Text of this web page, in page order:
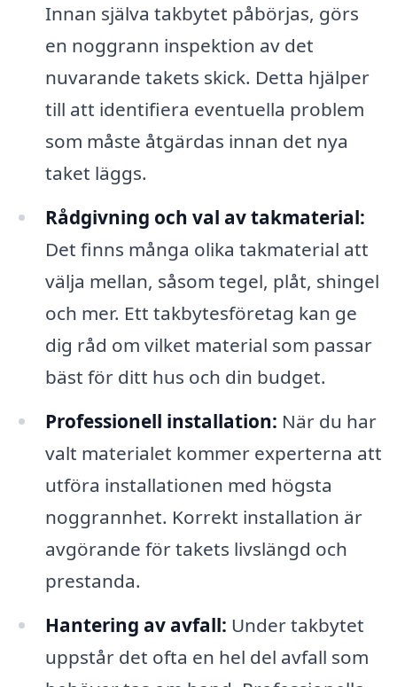
Innan själva takbytet påbörjas, görs
en noggrann inspektion av det
nuvarande takets skick. Detta hjälper
till att identifiera eventuella problem
som måste åtgärdas innan det nya
taket läggs.
Rådgivning och val av takmaterial:
Det finns många olika takmaterial att
välja mellan, såsom tegel, plåt, shingel
och mer. Ett takbytesföretag kan ge
dig råd om vilket material som passar
bäst för ditt hus och din budget.
Professionell installation: När du har
valt materialet kommer experterna att
utföra installationen med högsta
noggrannhet. Korrekt installation är
avgörande för takets livslängd och
prestanda.
Hantering av avfall: Under takbytet
uppstår det ofta en hel del avfall som